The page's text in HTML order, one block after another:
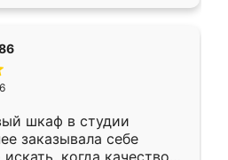
шкаф в студии
заказывала себе
когда качеством